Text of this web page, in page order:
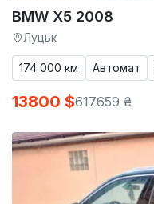
BMW X5 2008
Луцьк
174 000 км Автомат
13800 $617659 ₴